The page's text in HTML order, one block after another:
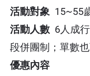
活動對象 15~55
活動人數 6人成
段併團制；單數
優惠內容
容量超大
符合人體工
適合溯溪、
營區門票，不含
2.划海課程嚴格
3.課程有翻船之風
的眼鏡帶